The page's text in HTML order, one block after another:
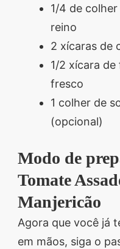
1/4 de
reino
2 xícaras de
1/2 xícara
fresco
1 colher de
(opcional)
Modo de
Tomate
Manjericão
Agora que você já
em mãos, siga o